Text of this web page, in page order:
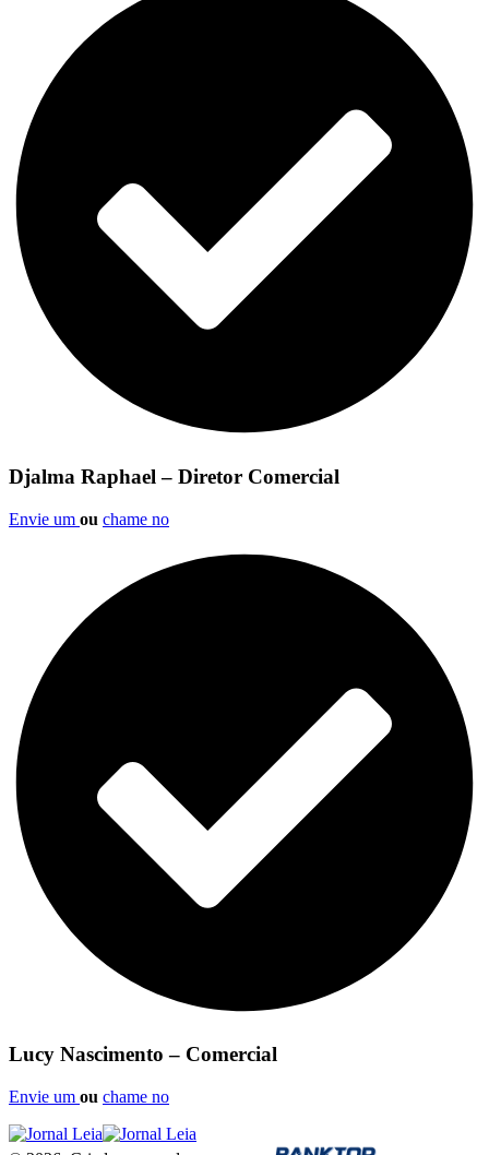
Djalma Raphael – Diretor Comercial
Envie um ou chame no
Lucy Nascimento – Comercial
Envie um ou chame no